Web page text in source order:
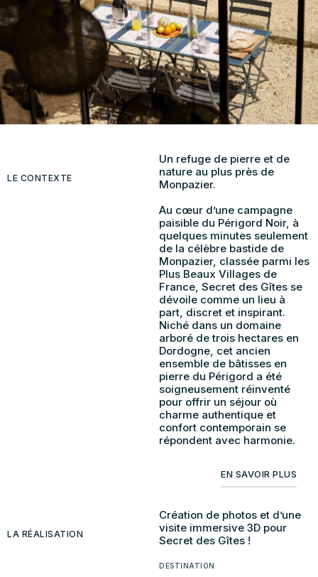
LE CONTEXTE
Un refuge de pierre et de
nature au plus près de
Monpazier.
Au cœur d’une campagne
paisible du Périgord Noir, à
quelques minutes seulement
de la célèbre bastide de
Monpazier, classée parmi les
Plus Beaux Villages de
France, Secret des Gîtes se
dévoile comme un lieu à
part, discret et inspirant.
Niché dans un domaine
arboré de trois hectares en
Dordogne, cet ancien
ensemble de bâtisses en
pierre du Périgord a été
soigneusement réinventé
pour offrir un séjour où
charme authentique et
confort contemporain se
répondent avec harmonie.
EN SAVOIR PLUS
LA RÉALISATION
Création de photos et d’une
visite immersive 3D pour
Secret des Gîtes !
DESTINATION